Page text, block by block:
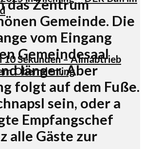
10 Sekunden – Almabtrieb
Obermieming
das Zentrum
Gemeinde. Die
vom Eingang
Gemeindesaal
länger. Aber
folgt auf dem Fuße.
sein, oder a
Empfangschef
alle Gäste zur